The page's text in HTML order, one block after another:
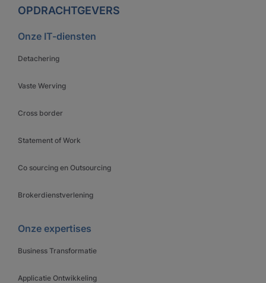
OPDRACHTGEVERS
Onze IT-diensten
Detachering
Vaste Werving
Cross border
Statement of Work
Co sourcing en Outsourcing
Brokerdienstverlening
Onze expertises
Business Transformatie
Applicatie Ontwikkeling